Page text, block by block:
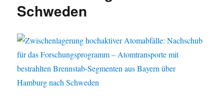
Schweden